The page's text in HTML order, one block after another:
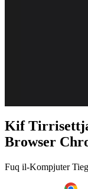
Kif
Browser
Fuq il-Kompjuter